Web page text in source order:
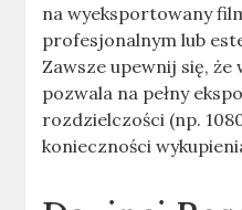
na wyeksportowany
profesjonalnym lub
Zawsze upewnij się, że
pozwala na pełny
rozdzielczości (np.
konieczności